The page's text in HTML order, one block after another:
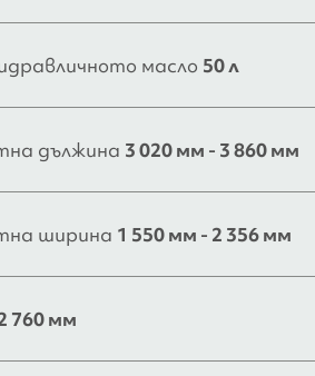
масло 50 л
дължина 3 020 мм - 3 860 мм
ширина 1 550 мм - 2 356 мм
760 мм